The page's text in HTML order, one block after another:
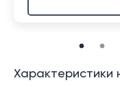
Характеристики